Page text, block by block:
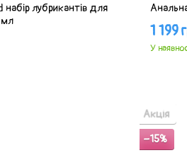
лубрикантів для
мл
1 199
У
Акція
−15%